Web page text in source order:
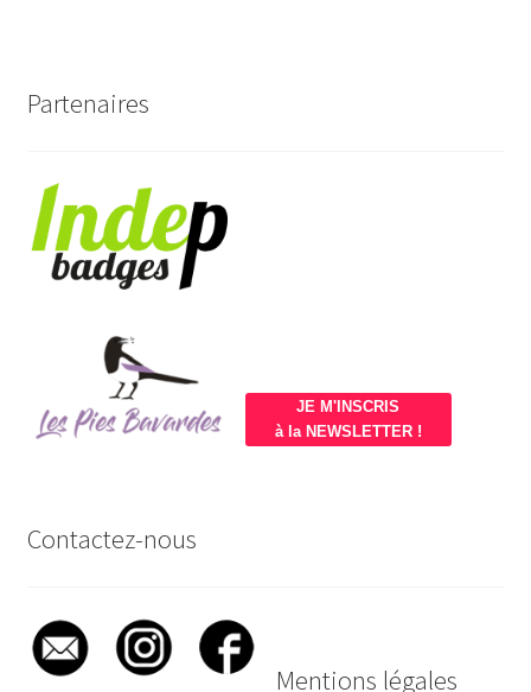
Partenaires
JE M'INSCRIS
à la NEWSLETTER !
Contactez-nous
Mentions légales